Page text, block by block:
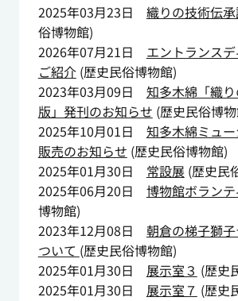
2025年03月23日
織りの技術伝
俗博物館)
2026年07月21日
エントランス
ご紹介 (歴史民俗博物館)
2023年03月09日
知多木綿「織
版」発刊のお知らせ (歴史民俗博
2025年10月01日
知多木綿ミュ
販売のお知らせ (歴史民俗博物館)
2025年01月30日
常設展 (歴史民
2025年06月20日
博物館ボラン
博物館)
2023年12月08日
朝倉の梯子獅
ついて (歴史民俗博物館)
2025年01月30日
展示室３ (歴史
2025年01月30日
展示室７ (歴史